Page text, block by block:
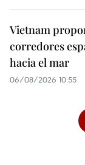
Vietnam
corredores
hacia el mar
06/08/2026 10:55